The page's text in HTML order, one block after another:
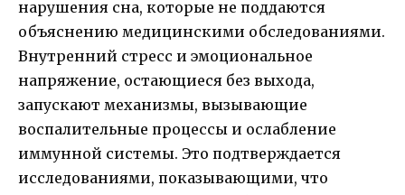
нарушения сна, которые не поддаются
объяснению медицинскими обследованиями.
Внутренний стресс и эмоциональное
напряжение, остающиеся без выхода,
запускают механизмы, вызывающие
воспалительные процессы и ослабление
иммунной системы. Это подтверждается
исследованиями, показывающими, что